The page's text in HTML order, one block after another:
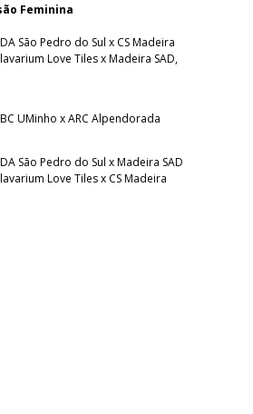
Feminina
São Pedro do Sul x CS Madeira
Love Tiles x Madeira SAD,
UMinho x ARC Alpendorada
São Pedro do Sul x Madeira SAD
Love Tiles x CS Madeira